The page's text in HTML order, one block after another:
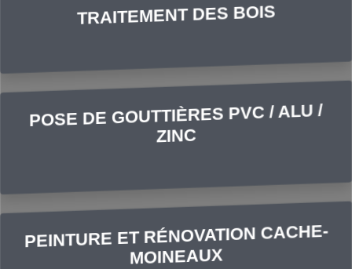
TRAITEMENT DES BOIS
POSE DE GOUTTIÈRES PVC / ALU /
ZINC
PEINTURE ET RÉNOVATION CACHE-
MOINEAUX